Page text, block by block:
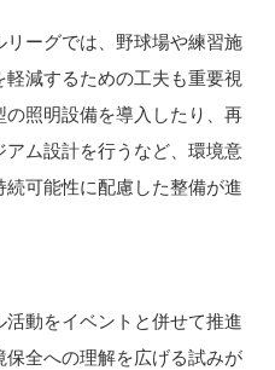
ーグでは、野球場や練習施
減するための工夫も重要視
照明設備を導入したり、再
ム設計を行うなど、環境意
可能性に配慮した整備が進
動をイベントと併せて推進
保全への理解を広げる試みが